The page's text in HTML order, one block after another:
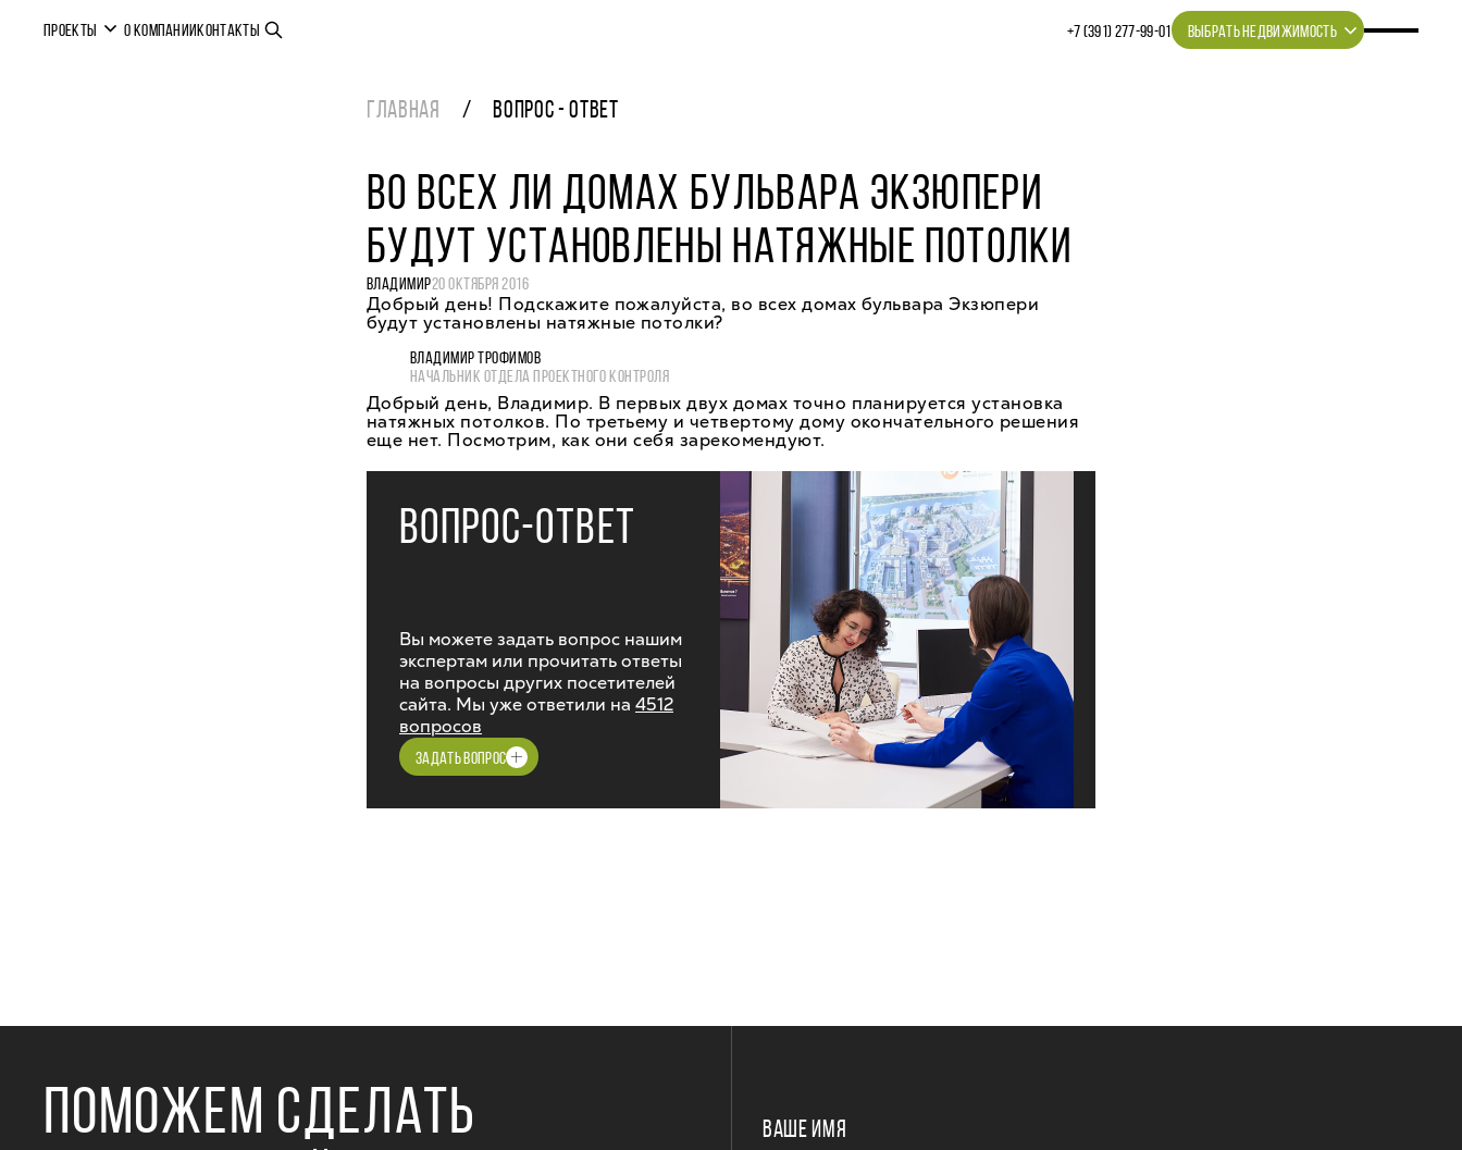
ПРОЕКТЫ О КОМПАНИИКОНТАКТЫ +7 (391) 277‒99‒01 ВЫБРАТЬ НЕДВИЖИМОСТЬ
ГЛАВНАЯ ВОПРОС - ОТВЕТ
ВО ВСЕХ ЛИ ДОМАХ БУЛЬВАРА ЭКЗЮПЕРИ
БУДУТ УСТАНОВЛЕНЫ НАТЯЖНЫЕ ПОТОЛКИ
ВЛАДИМИР20 ОКТЯБРЯ 2016
Добрый день! Подскажите пожалуйста, во всех домах бульвара Экзюпери
будут установлены натяжные потолки?
ВЛАДИМИР ТРОФИМОВ
НАЧАЛЬНИК ОТДЕЛА ПРОЕКТНОГО КОНТРОЛЯ
Добрый день, Владимир. В первых двух домах точно планируется установка
натяжных потолков. По третьему и четвертому дому окончательного решения
еще нет. Посмотрим, как они себя зарекомендуют.
ВОПРОС-ОТВЕТ
Вы можете задать вопрос нашим
экспертам или прочитать ответы
на вопросы других посетителей
сайта. Мы уже ответили на 4512
вопросов
ЗАДАТЬ ВОПРОС
ПОМОЖЕМ СДЕЛАТЬ
ВАШЕ ИМЯ